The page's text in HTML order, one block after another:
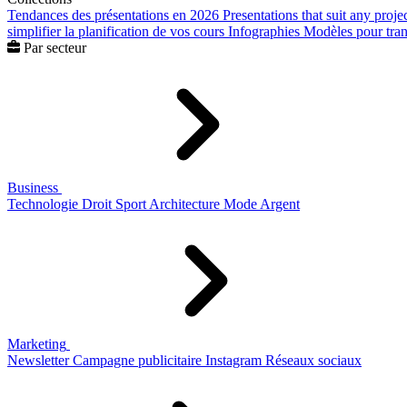
Tendances des présentations en 2026 Presentations that suit any
simplifier la planification de vos cours Infographies Modèles pour
Par secteur
Business
Technologie Droit Sport Architecture Mode Argent
Marketing
Newsletter Campagne publicitaire Instagram Réseaux sociaux